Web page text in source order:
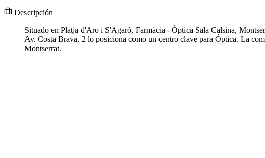
Descripción
Situado en Platja d'Aro i S'Agaró, Farmàcia - Òptica Sala Calsina,
Av. Costa Brava, 2 lo posiciona como un centro clave para Óptica. La
Montserrat.